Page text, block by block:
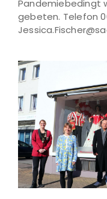
Pandemiebedingt
gebeten. Telefon